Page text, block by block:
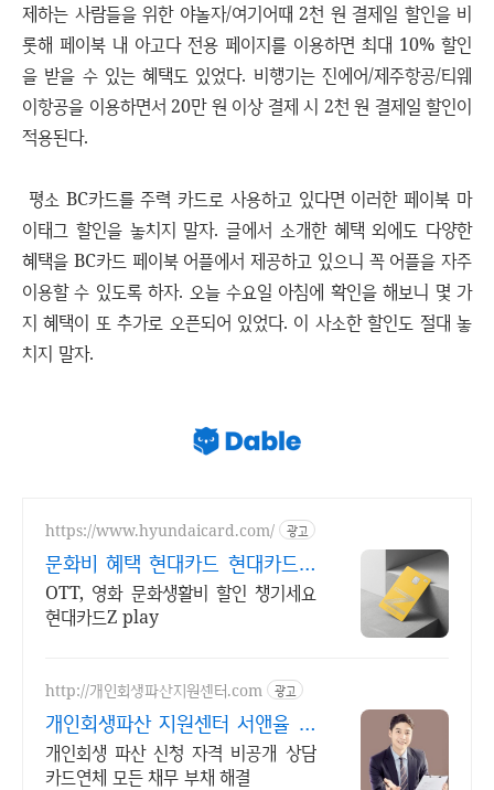
제하는 사람들을 위한 야놀자/여기어때 2천 원 결제일 할인을 비
롯해 페이북 내 아고다 전용 페이지를 이용하면 최대 10% 할인
을 받을 수 있는 혜택도 있었다. 비행기는 진에어/제주항공/티웨
이항공을 이용하면서 20만 원 이상 결제 시 2천 원 결제일 할인이
적용된다.
평소 BC카드를 주력 카드로 사용하고 있다면 이러한 페이북 마
이태그 할인을 놓치지 말자. 글에서 소개한 혜택 외에도 다양한
혜택을 BC카드 페이북 어플에서 제공하고 있으니 꼭 어플을 자주
이용할 수 있도록 하자. 오늘 수요일 아침에 확인을 해보니 몇 가
지 혜택이 또 추가로 오픈되어 있었다. 이 사소한 할인도 절대 놓
치지 말자.
https://www.hyundaicard.com/ 광고
문화비 혜택 현대카드 현대카드추
천
OTT, 영화 문화생활비 할인 챙기세요
현대카드Z play
http://개인회생파산지원센터.com 광고
개인회생파산 지원센터 서앤율 빚
탕감 모든 부채 해결
개인회생 파산 신청 자격 비공개 상담
카드연체 모든 채무 부채 해결